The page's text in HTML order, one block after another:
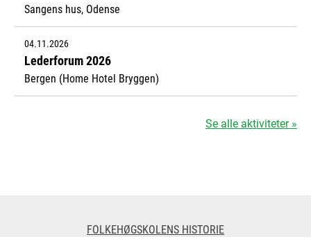
Sangens hus, Odense
04.11.2026
Lederforum 2026
Bergen (Home Hotel Bryggen)
Se alle aktiviteter »
FOLKEHØGSKOLENS HISTORIE